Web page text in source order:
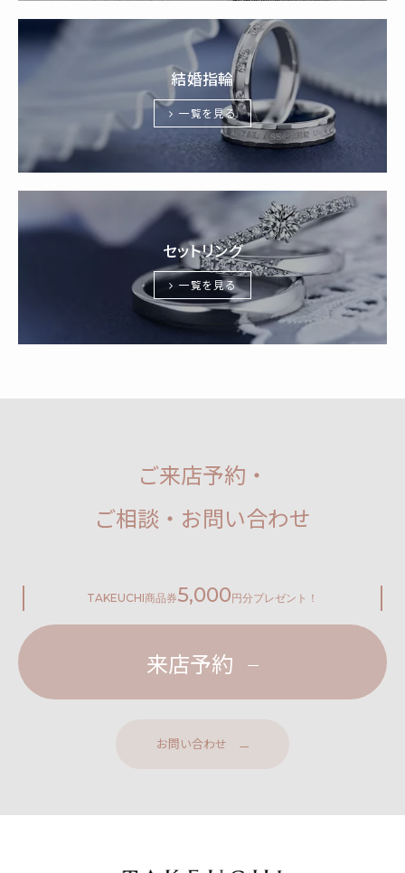
結婚指輪
一覧を見る
セットリング
一覧を見る
ご来店予約・
ご相談・お問い合わせ
TAKEUCHI商品券5,000 円分プレゼント！
来店予約
お問い合わせ